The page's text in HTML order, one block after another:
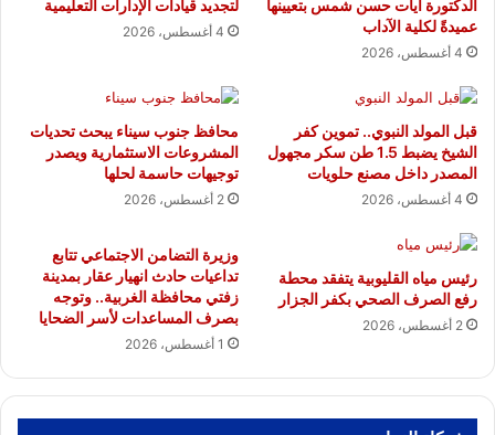
الدكتورة آيات حسن شمس بتعيينها
عميدةً لكلية الآداب
4 أغسطس، 2026
لتجديد قيادات الإدارات التعليمية
4 أغسطس، 2026
قبل المولد النبوي.. تموين كفر
الشيخ يضبط 1.5 طن سكر مجهول
المصدر داخل مصنع حلويات
4 أغسطس، 2026
محافظ جنوب سيناء يبحث تحديات
المشروعات الاستثمارية ويصدر
توجيهات حاسمة لحلها
2 أغسطس، 2026
رئيس مياه القليوبية يتفقد محطة
رفع الصرف الصحي بكفر الجزار
2 أغسطس، 2026
وزيرة التضامن الاجتماعي تتابع
تداعيات حادث انهيار عقار بمدينة
زفتي محافظة الغربية.. وتوجه
بصرف المساعدات لأسر الضحايا
1 أغسطس، 2026